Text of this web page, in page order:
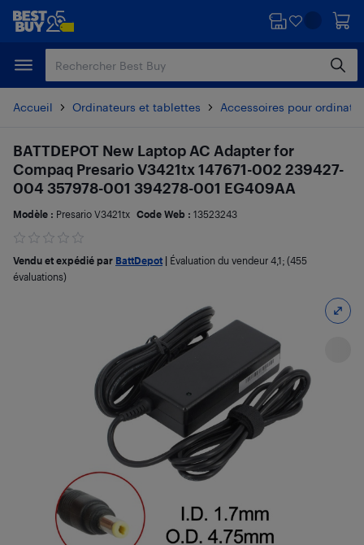
Passer
principal
Passer
Accueil Ordinateurs et tablettes Accessoires pour
BATTDEPOT New Laptop AC Adapter for
Compaq Presario V3421tx 147671-002 239427-
004 357978-001 394278-001 EG409AA
Modèle : Presario V3421tx Code Web : 13523243
Vendu et expédié par BattDepot Évaluation du vendeur 4,1; (455
évaluations)